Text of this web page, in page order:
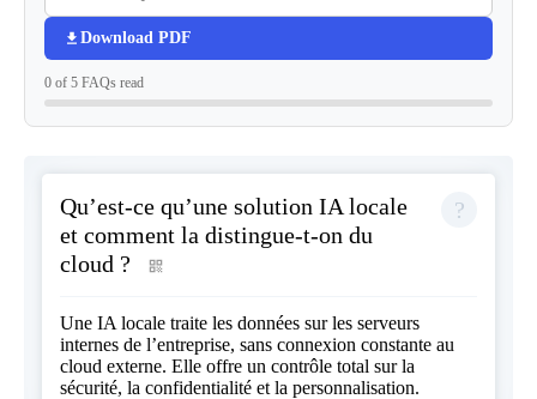
Download PDF
0 of 5 FAQs read
Qu’est-ce qu’une solution IA locale
et comment la distingue-t-on du
cloud ?
Une IA locale traite les données sur les serveurs
internes de l’entreprise, sans connexion constante au
cloud externe. Elle offre un contrôle total sur la
sécurité, la confidentialité et la personnalisation.